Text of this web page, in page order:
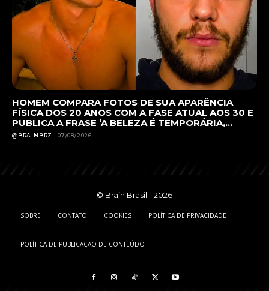
HOMEM COMPARA FOTOS DE SUA APARÊNCIA
FÍSICA DOS 20 ANOS COM A FASE ATUAL AOS 30 E
PUBLICA A FRASE ‘A BELEZA É TEMPORÁRIA,...
@BRAINBRZ 07/08/2026
© Brain Brasil - 2026
SOBRE CONTATO COOKIES POLÍTICA DE PRIVACIDADE
POLÍTICA DE PUBLICAÇÃO DE CONTEÚDO